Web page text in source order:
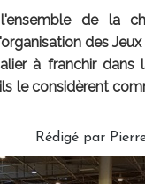
de la
des
à franchir dans
le considèrent
Rédigé par